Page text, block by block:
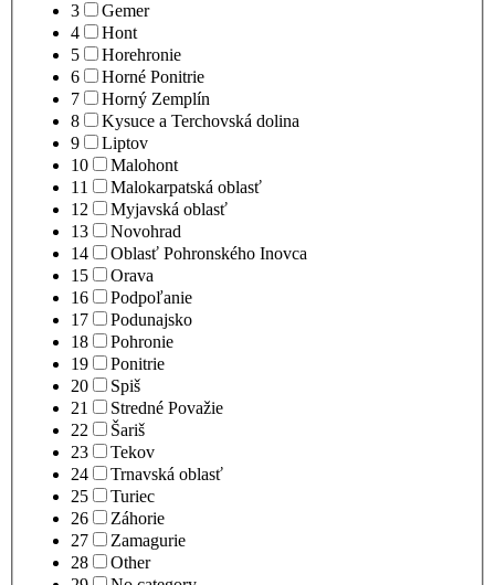
3
Gemer
4
Hont
5
Horehronie
6
Horné Ponitrie
7
Horný Zemplín
8
Kysuce a Terchovská dolina
9
Liptov
10
Malohont
11
Malokarpatská oblasť
12
Myjavská oblasť
13
Novohrad
14
Oblasť Pohronského Inovca
15
Orava
16
Podpoľanie
17
Podunajsko
18
Pohronie
19
Ponitrie
20
Spiš
21
Stredné Považie
22
Šariš
23
Tekov
24
Trnavská oblasť
25
Turiec
26
Záhorie
27
Zamagurie
28
Other